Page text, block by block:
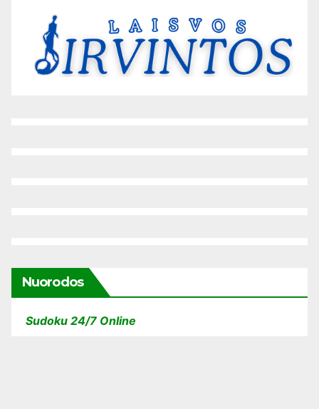
Nuorodos
Sudoku 24/7 Online